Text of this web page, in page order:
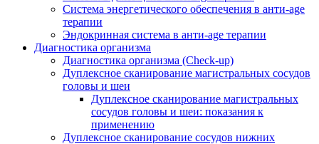
Система энергетического обеспечения в анти-age
терапии
Эндокринная система в анти-age терапии
Диагностика организма
Диагностика организма (Check-up)
Дуплексное сканирование магистральных сосудов
головы и шеи
Дуплексное сканирование магистральных
сосудов головы и шеи: показания к
применению
Дуплексное сканирование сосудов нижних